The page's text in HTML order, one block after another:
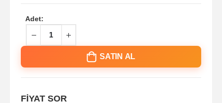
Adet:
SATIN AL
FİYAT SOR